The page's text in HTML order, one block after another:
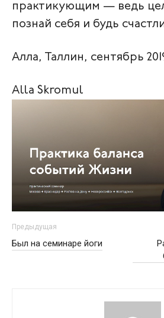
практикующим — ведь
познай себя и будь
Алла, Таллин, сентябрь
Alla Skro­mul
Предыдущая
Был на семинаре йоги